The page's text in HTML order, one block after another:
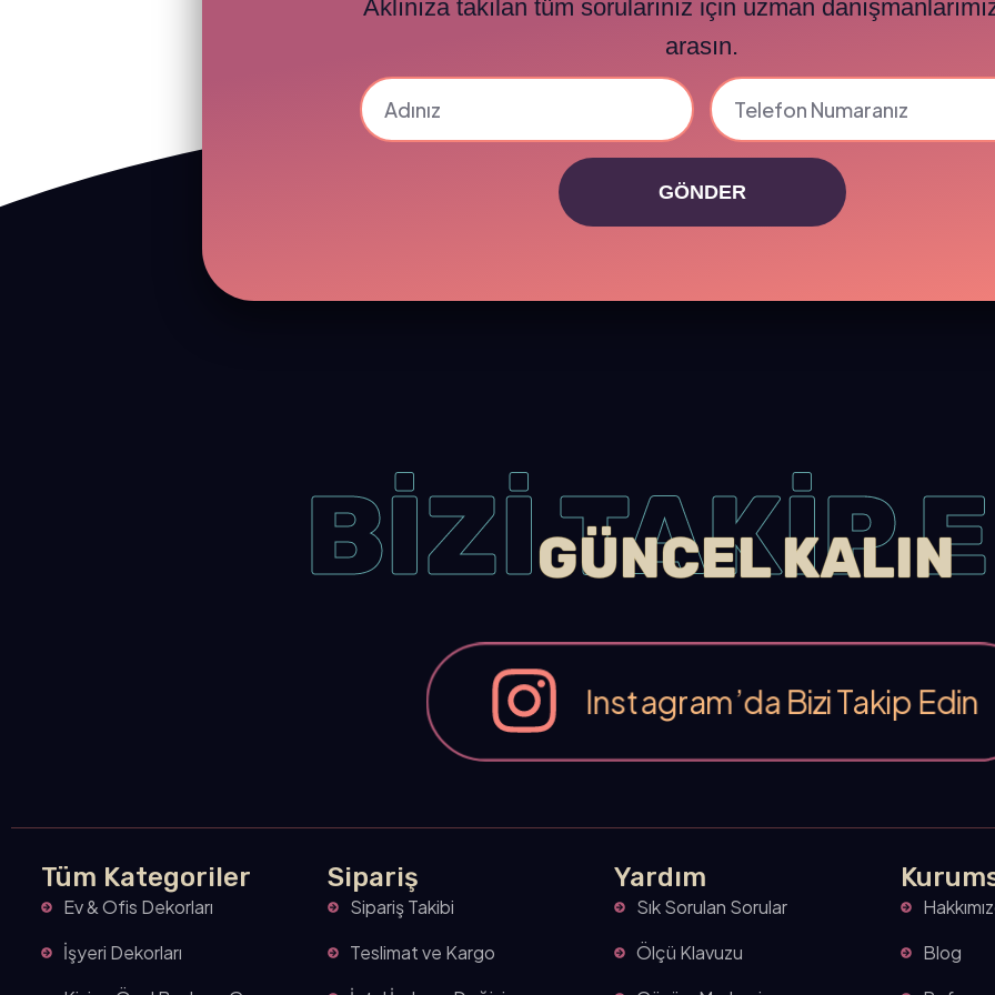
Aklınıza takılan tüm sorularınız için uzman
arasın.
GÖNDER
BİZİ TAKİP
GÜNCEL KALIN
Instagram’da Bizi Takip Edin
Tüm Kategoriler
Ev & Ofis Dekorları
İşyeri Dekorları
Sipariş
Sipariş Takibi
Teslimat ve Kargo
Yardım
Sık Sorulan Sorular
Ölçü Klavuzu
Blog